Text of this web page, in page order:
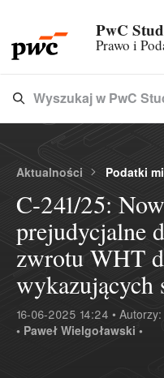
PwC
Prawo i
Type 3 or more characters
Wyszukaj w PwC
Aktualności Podatki
C-241/25:
prejudycjalne
zwrotu WHT
wykazujących
16-06-2025 14:24 • Autorzy:
• Paweł Wielgoławski •